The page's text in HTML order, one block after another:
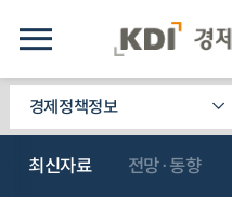
경제정책정보
최신자료 전망·동향